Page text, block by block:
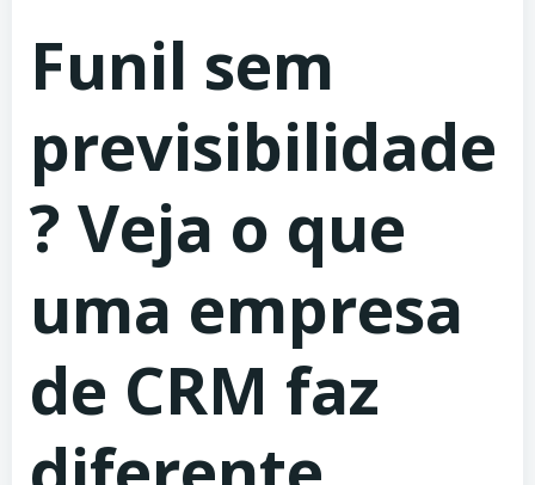
Funil sem
previsibilidade
? Veja o que
uma empresa
de CRM faz